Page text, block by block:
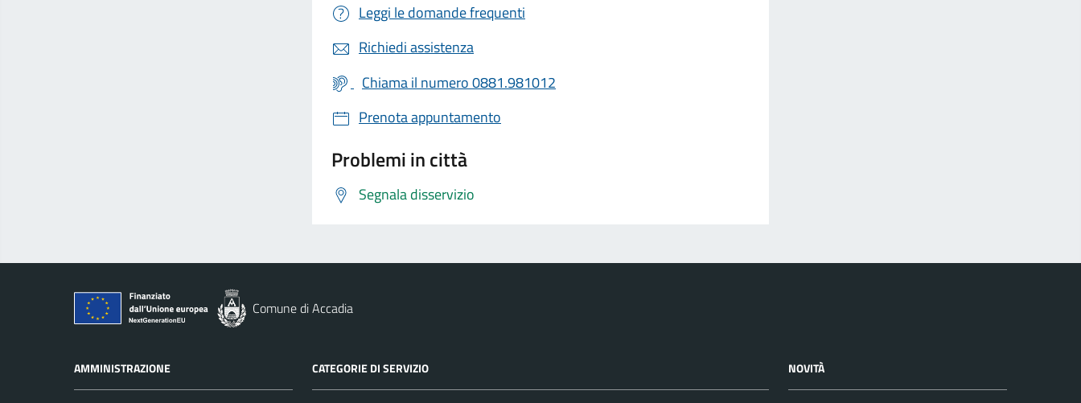
Leggi le domande frequenti
Richiedi assistenza
Chiama il numero 0881.981012
Prenota appuntamento
Problemi in città
Segnala disservizio
Comune di Accadia
AMMINISTRAZIONE CATEGORIE DI SERVIZIO NOVITÀ